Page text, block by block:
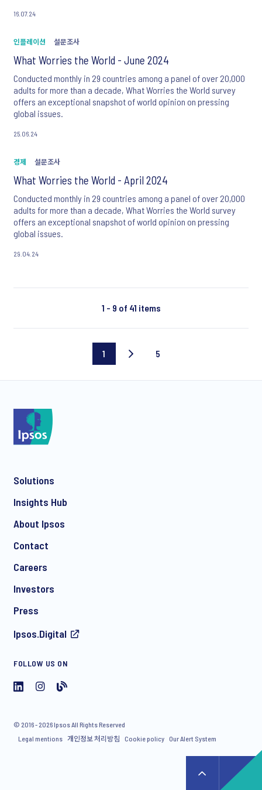
16.07.24
인플레이션 설문조사
What Worries the World - June 2024
Conducted monthly in 29 countries among a panel of over 20,000
adults for more than a decade, What Worries the World survey
offers an exceptional snapshot of world opinion on pressing
global issues.
25.06.24
경제 설문조사
What Worries the World - April 2024
Conducted monthly in 29 countries among a panel of over 20,000
adults for more than a decade, What Worries the World survey
offers an exceptional snapshot of world opinion on pressing
global issues.
29.04.24
1 - 9 of 41 items
Current
1
Last
5
Solutions
Insights Hub
About Ipsos
Contact
Careers
Investors
Press
Ipsos.Digital
FOLLOW US ON
© 2016 - 2026 Ipsos All Rights Reserved
Legal mentions 개인정보 처리방침 Cookie policy Our Alert System